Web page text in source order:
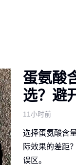
蛋氨酸
选？避
11小时前
选择蛋氨酸含
际效果的差距
误区。